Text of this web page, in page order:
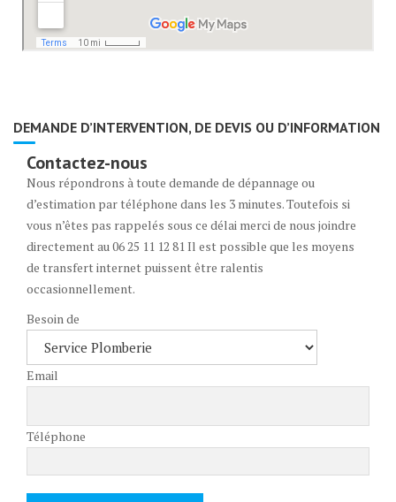
DEMANDE D’INTERVENTION, DE DEVIS OU D’INFORMATION
Contactez-nous
Nous répondrons à toute demande de dépannage ou
d’estimation par téléphone dans les 3 minutes. Toutefois si
vous n’êtes pas rappelés sous ce délai merci de nous joindre
directement au 06 25 11 12 81 Il est possible que les moyens
de transfert internet puissent être ralentis
occasionnellement.
Besoin de
Email
Téléphone